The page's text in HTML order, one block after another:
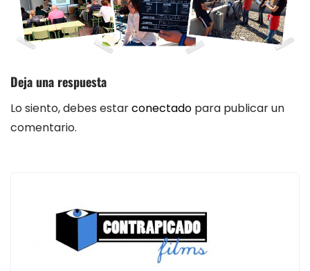
Deja una respuesta
Lo siento, debes estarconectado para publicar un
comentario.